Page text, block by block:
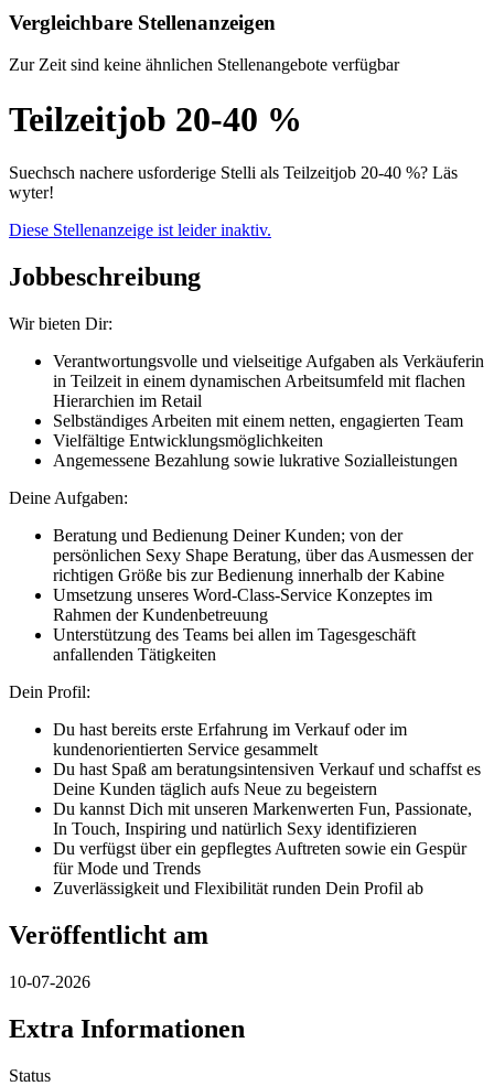
Vergleichbare Stellenanzeigen
Zur Zeit sind keine ähnlichen Stellenangebote verfügbar
Teilzeitjob 20-40 %
Suechsch nachere usforderige Stelli als Teilzeitjob 20-40 %? Läs
wyter!
Diese Stellenanzeige ist leider inaktiv.
Jobbeschreibung
Wir bieten Dir:
Verantwortungsvolle und vielseitige Aufgaben als Verkäuferin
in Teilzeit in einem dynamischen Arbeitsumfeld mit flachen
Hierarchien im Retail
Selbständiges Arbeiten mit einem netten, engagierten Team
Vielfältige Entwicklungsmöglichkeiten
Angemessene Bezahlung sowie lukrative Sozialleistungen
Deine Aufgaben:
Beratung und Bedienung Deiner Kunden; von der
persönlichen Sexy Shape Beratung, über das Ausmessen der
richtigen Größe bis zur Bedienung innerhalb der Kabine
Umsetzung unseres Word-Class-Service Konzeptes im
Rahmen der Kundenbetreuung
Unterstützung des Teams bei allen im Tagesgeschäft
anfallenden Tätigkeiten
Dein Profil:
Du hast bereits erste Erfahrung im Verkauf oder im
kundenorientierten Service gesammelt
Du hast Spaß am beratungsintensiven Verkauf und schaffst es
Deine Kunden täglich aufs Neue zu begeistern
Du kannst Dich mit unseren Markenwerten Fun, Passionate,
In Touch, Inspiring und natürlich Sexy identifizieren
Du verfügst über ein gepflegtes Auftreten sowie ein Gespür
für Mode und Trends
Zuverlässigkeit und Flexibilität runden Dein Profil ab
Veröffentlicht am
10-07-2026
Extra Informationen
Status